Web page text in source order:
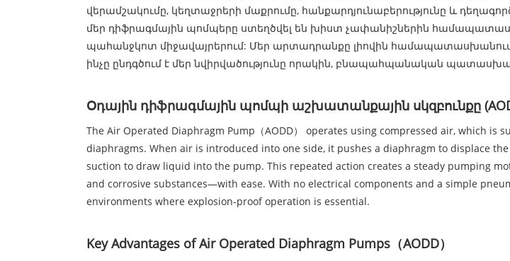
վերամշակումը, կեղտաջրերի մաքրումը, հանքարդյունաբերությունը և
մեր դիֆրագմային պոմպերը ստեղծվել են խիստ չափանիշներին
պահանջկոտ միջավայրերում: Մեր արտադրանքը լիովին համապատասխանում է
ինչը ընդգծում է մեր նվիրվածությունը որակին, բնապահպանական
Օդային դիֆրագմային պոմպի աշխատանքային սկզբունքը
The Air Operated Diaphragm Pump（AODD） operates using compressed air, which
diaphragms. When air is introduced into one side, it pushes a diaphragm to displace
suction to draw liquid into the pump. This repeated action creates a steady pumping
and corrosive substances—with ease. With no electrical components and a simple
environments where explosion-proof operation is essential.
Key Advantages of Air Operated Diaphragm Pumps（AODD）